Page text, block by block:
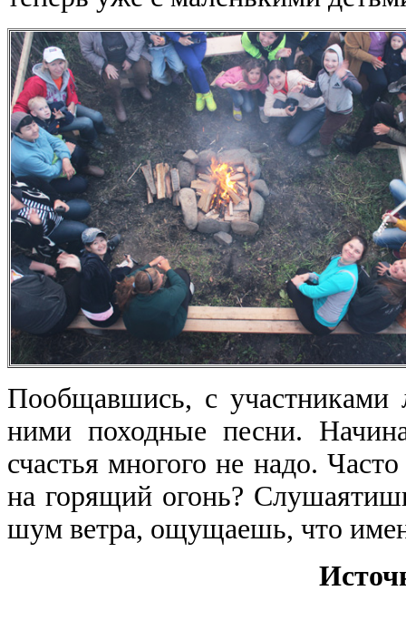
Пообщавшись, с участниками
ними походные песни.
счастья многого не надо.
на горящий огонь?
шум ветра, ощущаешь, что